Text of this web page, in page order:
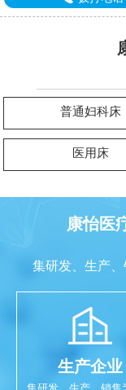
普通妇科床
医用床
康怡医
集研发、生产
生产企业